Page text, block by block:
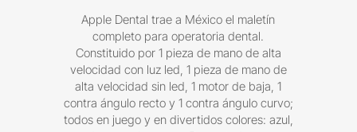
Apple Dental trae a México el maletín
completo para operatoria dental.
Constituido por 1 pieza de mano de alta
velocidad con luz led, 1 pieza de mano de
alta velocidad sin led, 1 motor de baja, 1
contra ángulo recto y 1 contra ángulo curvo;
todos en juego y en divertidos colores: azul,